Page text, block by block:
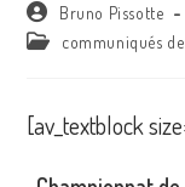
Auteur/autrice
de
Bruno Pissotte
Post
communiqués
[av_textblock